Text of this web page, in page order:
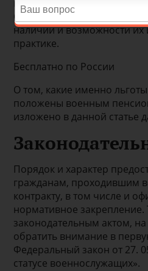
имеют особый статус и
Однако не все военные
наличии и возможности их
практике.
Бесплатно по России
О том, какие именно
положены военным
изложено в данной статье
Порядок и характер
гражданам, проходившим
контракту, в том числе и
нормативное
законодательным актом,
обратить внимание в
Федеральный закон от 27.
статусе военнослужащих».